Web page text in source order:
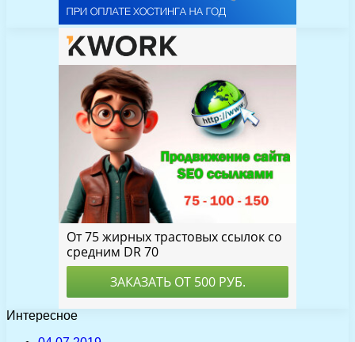
Интересное